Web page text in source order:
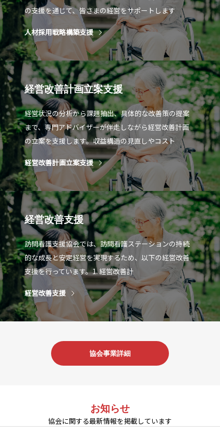
の支援を通じて、皆さまの経営をサポートします
人材採用戦略構築支援
経営改善計画立案支援
経営状況の分析から課題抽出、具体的な改善策の提案
まで、専門アドバイザーが伴走しながら経営改善計画
の立案を支援します。収益構造の見直しやコスト
経営改善計画立案支援
経営改善支援
訪問看護支援協会では、訪問看護ステーションの持続
的な成長と安定経営を実現するため、以下の経営改善
支援を行っています。1. 経営改善計
経営改善支援
協会事業詳細
お知らせ
協会に関する最新情報を掲載しています